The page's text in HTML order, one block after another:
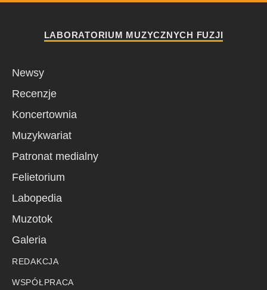
LABORATORIUM MUZYCZNYCH FUZJI
Newsy
Recenzje
Koncertownia
Muzykwariat
Patronat medialny
Felietorium
Labopedia
Muzotok
Galeria
REDAKCJA
WSPÓŁPRACA